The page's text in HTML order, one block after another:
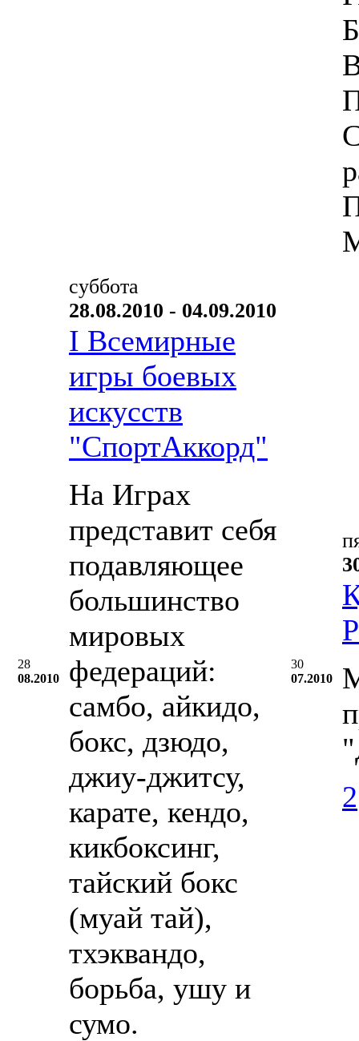
28
08.2010
суббота
28.08.2010 - 04.09.2010
I Всемирные
игры боевых
искусств
"СпортАккорд"
На Играх
представит себя
подавляющее
большинство
мировых
федераций:
самбо, айкидо,
бокс, дзюдо,
джиу-джитсу,
карате, кендо,
кикбоксинг,
тайский бокс
(муай тай),
тхэквандо,
борьба, ушу и
сумо.
30
07.2010
2